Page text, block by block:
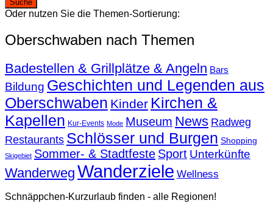
Oder nutzen Sie die Themen-Sortierung:
Oberschwaben nach Themen
Badestellen & Grillplätze & Angeln Bars
Bildung Geschichten und Legenden aus
Oberschwaben Kinder Kirchen &
Kapellen Kur-Events Mode Museum News Radweg
Restaurants Schlösser und Burgen Shopping
Skigebiet Sommer- & Stadtfeste Sport Unterkünfte
Wanderweg Wanderziele Wellness
Schnäppchen-Kurzurlaub finden - alle Regionen!